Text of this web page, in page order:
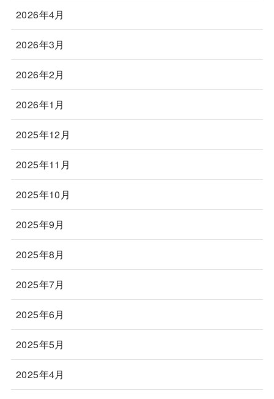
2026年4月
2026年3月
2026年2月
2026年1月
2025年12月
2025年11月
2025年10月
2025年9月
2025年8月
2025年7月
2025年6月
2025年5月
2025年4月